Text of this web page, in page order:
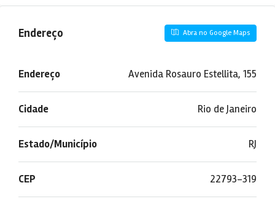
Endereço Abra no Google Maps
Endereço Avenida Rosauro Estellita, 155
Cidade Rio de Janeiro
Estado/Município RJ
CEP 22793-319